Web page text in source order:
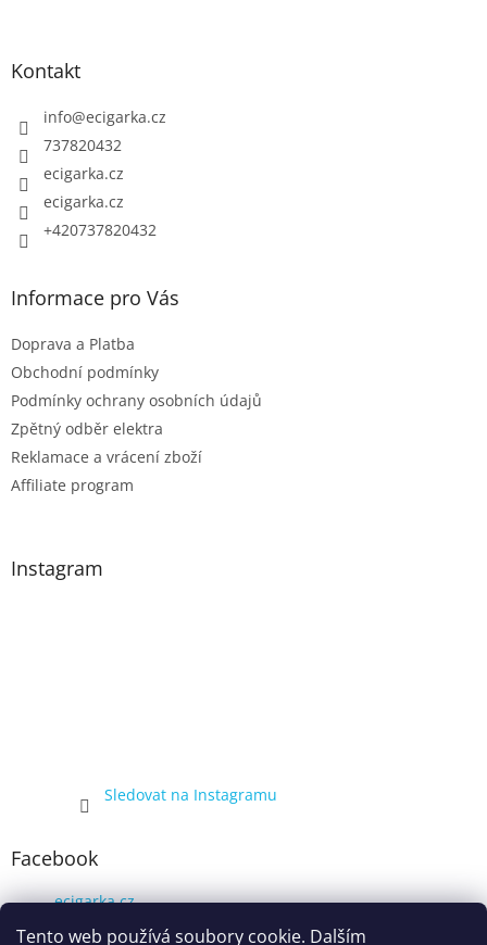
Tento web používá soubory cookie. Dalším
Kontakt
info@ecigarka.cz
737820432
ecigarka.cz
ecigarka.cz
+420737820432
Informace pro Vás
Doprava a Platba
Obchodní podmínky
Podmínky ochrany osobních údajů
Zpětný odběr elektra
Reklamace a vrácení zboží
Affiliate program
Instagram
Sledovat na Instagramu
Facebook
ecigarka.cz